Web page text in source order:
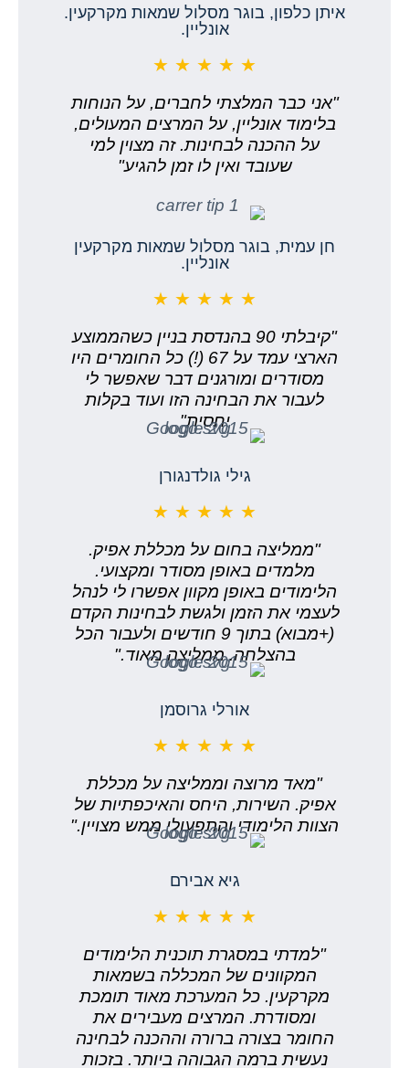
איתן כלפון, בוגר מסלול שמאות מקרקעין.
אונליין.
★ ★ ★ ★ ★
"אני כבר המלצתי לחברים, על הנוחות
בלימוד אונליין, על המרצים המעולים,
על ההכנה לבחינות. זה מצוין למי
שעובד ואין לו זמן להגיע"
חן עמית, בוגר מסלול שמאות מקרקעין
אונליין.
★ ★ ★ ★ ★
"קיבלתי 90 בהנדסת בניין כשהממוצע
הארצי עמד על 67 (!) כל החומרים היו
מסודרים ומורגנים דבר שאפשר לי
לעבור את הבחינה הזו ועוד בקלות
יחסית"
גילי גולדנגורן
★ ★ ★ ★ ★
"ממליצה בחום על מכללת אפיק.
מלמדים באופן מסודר ומקצועי.
הלימודים באופן מקוון אפשרו לי לנהל
לעצמי את הזמן ולגשת לבחינות הקדם
(+מבוא) בתוך 9 חודשים ולעבור הכל
בהצלחה. ממליצה מאוד."
אורלי גרוסמן
★ ★ ★ ★ ★
"מאד מרוצה וממליצה על מכללת
אפיק. השירות, היחס והאיכפתיות של
הצוות הלימודי והתפעולי ממש מצויין."
גיא אבירם
★ ★ ★ ★ ★
"למדתי במסגרת תוכנית הלימודים
המקוונים של המכללה בשמאות
מקרקעין. כל המערכת מאוד תומכת
ומסודרת. המרצים מעבירים את
החומר בצורה ברורה וההכנה לבחינה
נעשית ברמה הגבוהה ביותר. בזכות